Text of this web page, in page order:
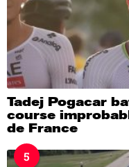
Tadej Pogacar
course
de France
5